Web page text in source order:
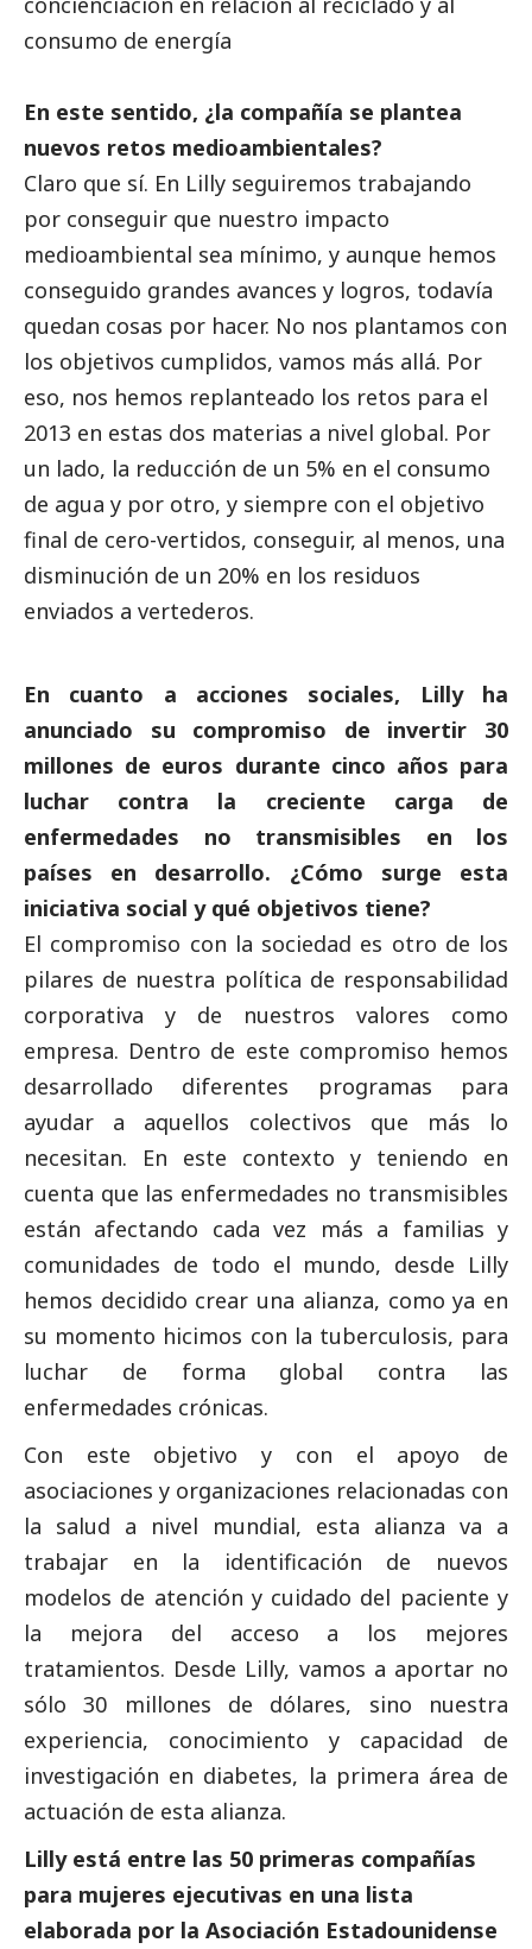
consumo de energía
En este sentido, ¿la compañía se plantea
nuevos retos medioambientales?
Claro que sí. En Lilly seguiremos trabajando
por conseguir que nuestro impacto
medioambiental sea mínimo, y aunque hemos
conseguido grandes avances y logros, todavía
quedan cosas por hacer. No nos plantamos con
los objetivos cumplidos, vamos más allá. Por
eso, nos hemos replanteado los retos para el
2013 en estas dos materias a nivel global. Por
un lado, la reducción de un 5% en el consumo
de agua y por otro, y siempre con el objetivo
final de cero-vertidos, conseguir, al menos, una
disminución de un 20% en los residuos
enviados a vertederos.
En cuanto a acciones sociales, Lilly ha
anunciado su compromiso de invertir 30
millones de euros durante cinco años para
luchar contra la creciente carga de
enfermedades no transmisibles en los
países en desarrollo. ¿Cómo surge esta
iniciativa social y qué objetivos tiene?
El compromiso con la sociedad es otro de los
pilares de nuestra política de responsabilidad
corporativa y de nuestros valores como
empresa. Dentro de este compromiso hemos
desarrollado diferentes programas para
ayudar a aquellos colectivos que más lo
necesitan. En este contexto y teniendo en
cuenta que las enfermedades no transmisibles
están afectando cada vez más a familias y
comunidades de todo el mundo, desde Lilly
hemos decidido crear una alianza, como ya en
su momento hicimos con la tuberculosis, para
luchar de forma global contra las
enfermedades crónicas.
Con este objetivo y con el apoyo de
asociaciones y organizaciones relacionadas con
la salud a nivel mundial, esta alianza va a
trabajar en la identificación de nuevos
modelos de atención y cuidado del paciente y
la mejora del acceso a los mejores
tratamientos. Desde Lilly, vamos a aportar no
sólo 30 millones de dólares, sino nuestra
experiencia, conocimiento y capacidad de
investigación en diabetes, la primera área de
actuación de esta alianza.
Lilly está entre las 50 primeras compañías
para mujeres ejecutivas en una lista
elaborada por la Asociación Estadounidense